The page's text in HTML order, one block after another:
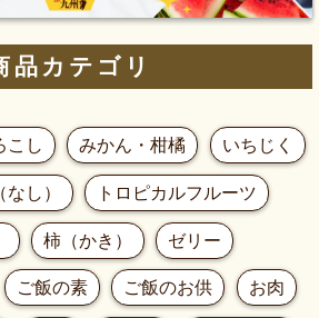
品カテゴリ
こし みかん・柑橘 いちじく
なし） トロピカルフルーツ
柿（かき） ゼリー
ご飯の素 ご飯のお供 お肉